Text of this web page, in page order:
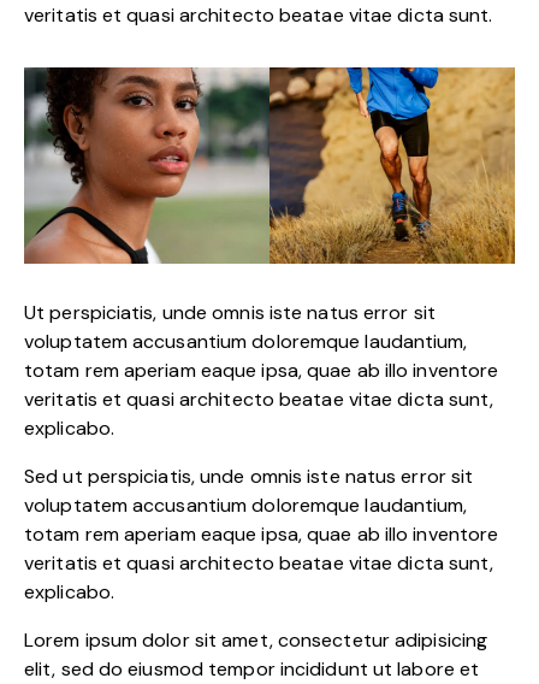
veritatis et quasi architecto beatae vitae dicta sunt.
Ut perspiciatis, unde omnis iste natus error sit
voluptatem accusantium doloremque laudantium,
totam rem aperiam eaque ipsa, quae ab illo inventore
veritatis et quasi architecto beatae vitae dicta sunt,
explicabo.
Sed ut perspiciatis, unde omnis iste natus error sit
voluptatem accusantium doloremque laudantium,
totam rem aperiam eaque ipsa, quae ab illo inventore
veritatis et quasi architecto beatae vitae dicta sunt,
explicabo.
Lorem ipsum dolor sit amet, consectetur adipisicing
elit, sed do eiusmod tempor incididunt ut labore et